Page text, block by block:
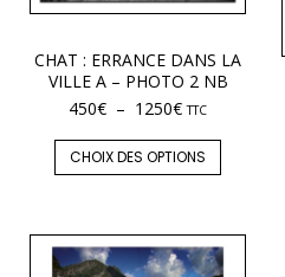
CHAT : ERRANCE DANS LA
VILLE A – PHOTO 2 NB
450€ – 1250€ TTC
CHOIX DES OPTIONS